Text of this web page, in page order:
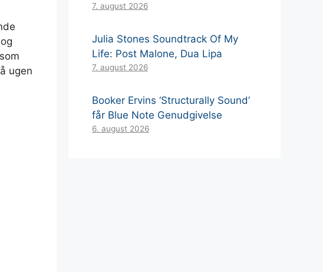
ugen
7. august 2026
Julia Stones Soundtrack Of My
Life: Post Malone, Dua Lipa
7. august 2026
Booker Ervins ‘Structurally Sound’
får Blue Note Genudgivelse
6. august 2026